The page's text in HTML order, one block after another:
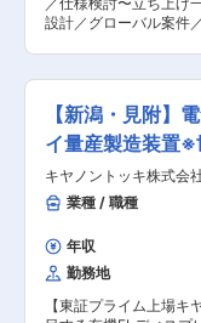
各店には20代から60
ます。 ■会社・求人の魅力： ・長年地域のお客
さまに信頼されている
りはインセンティブと
評価制度 アクション計
基づいて期末において
ので適正に評価されま
まな支援制度が導入さ
援制度／資格取得支援
実しており、成長をし
になっています。 ・日
購入可能、「みつけ健
葉温泉 花水」の回数
設計／グローバル案件
ディスプレイ。その量
ェアを誇る当社で、機
ます。仕様検討から
わり、グローバルな顧
ポジションです。 ■採用背景 次世代スマートフ
ォンや大型ディスプレ
置への引き合いが急増
ため、複数名の増員を行います
社設計部にて、有機EL
様検討、構想設計、機
す。顧客との仕様打ち
試作、現地での立ち上
す。装置は60m〜
【新潟・見附】
イ量産製造装置※
ンG）
キヤノントッキ株式会
業種 / 職種
年収
勤務地
【東証プライム上場キ